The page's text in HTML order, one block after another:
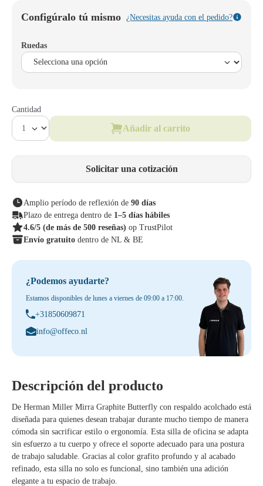
Configúralo tú mismo ¿Necesitas ayuda con el pedido?
Ruedas
Cantidad
Añadir al carrito
Solicitar una cotización
Amplio período de reflexión de 90 días
Plazo de entrega dentro de 1–5 días hábiles
4.6/5 (de más de 500 reseñas) op TrustPilot
Envío gratuito dentro de NL & BE
¿Podemos ayudarte?
Estamos disponibles de lunes a viernes de 09:00 a 17:00.
+31850609871
info@offeco.nl
Descripción del producto
De Herman Miller Mirra Graphite Butterfly con respaldo acolchado está
diseñada para quienes desean trabajar durante mucho tiempo de manera
cómoda sin sacrificar estilo o ergonomía. Esta silla de oficina se adapta
sin esfuerzo a tu cuerpo y ofrece el soporte adecuado para una postura
de trabajo saludable. Gracias al color grafito profundo y al acabado
refinado, esta silla no solo es funcional, sino también una adición
elegante a tu espacio de trabajo.